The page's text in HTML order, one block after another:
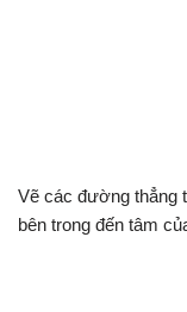
Vẽ các đường thẳng
bên trong đến tâm